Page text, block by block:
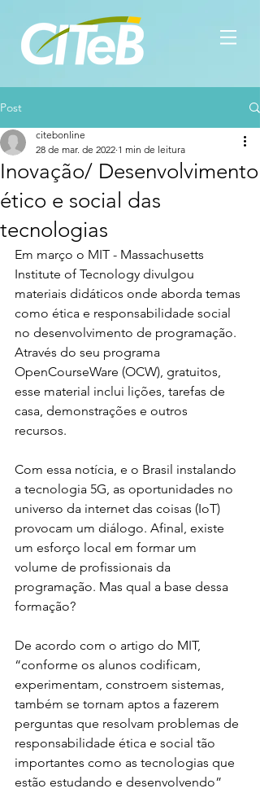
Post
Inovação/ Desenvolvimento
ético e social das
tecnologias
citebonline
28 de mar. de 2022 1 min de leitura
Em março o MIT - Massachusetts
Institute of Tecnology divulgou
materiais didáticos onde aborda temas
como ética e responsabilidade social
no desenvolvimento de programação.
Através do seu programa
OpenCourseWare (OCW), gratuitos,
esse material inclui lições, tarefas de
casa, demonstrações e outros
recursos.
Com essa notícia, e o Brasil instalando
a tecnologia 5G, as oportunidades no
universo da internet das coisas (IoT)
provocam um diálogo. Afinal, existe
um esforço local em formar um
volume de profissionais da
programação. Mas qual a base dessa
formação?
De acordo com o artigo do MIT,
“conforme os alunos codificam,
experimentam, constroem sistemas,
também se tornam aptos a fazerem
perguntas que resolvam problemas de
responsabilidade ética e social tão
importantes como as tecnologias que
estão estudando e desenvolvendo”